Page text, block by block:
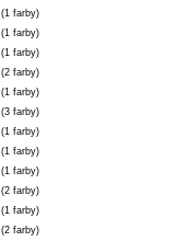
(1 farby)
(1 farby)
(1 farby)
(2 farby)
(1 farby)
(3 farby)
(1 farby)
(1 farby)
(1 farby)
(2 farby)
(1 farby)
(2 farby)